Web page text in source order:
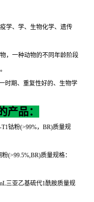
学、学、生物化学、遗传
，一种动物的不同年龄阶段
时期、重复性好的、生物学
产品：
T1钴粉(>99%， BR)质量规
粉(>99.5%,BR)质量规格：
三亚乙基硫代1酰胺质量规